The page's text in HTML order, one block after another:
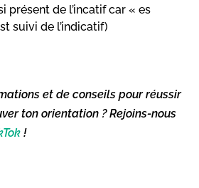
présent de l’incatif car « es
suivi de l’indicatif)
et de conseils pour réussir
ton orientation ? Rejoins-nous
!